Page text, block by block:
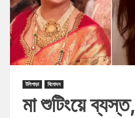
টলিপাড়া বিনোদন
মা শুটিংয়ে ব্যস্ত,